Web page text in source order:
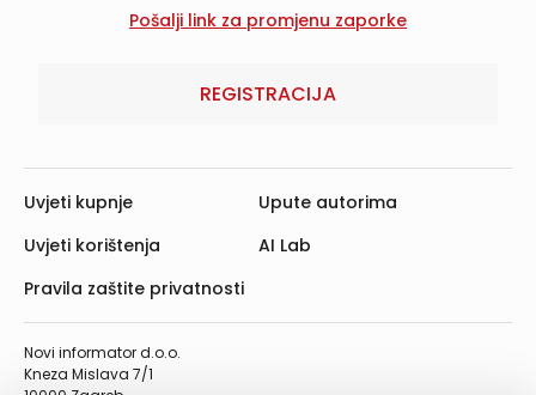
REGISTRACIJA
Novi informator d.o.o.
Kneza Mislava 7/1
Uvjeti kupnje
Uvjeti korištenja
Pravila zaštite privatnosti
Upute autorima
AI Lab